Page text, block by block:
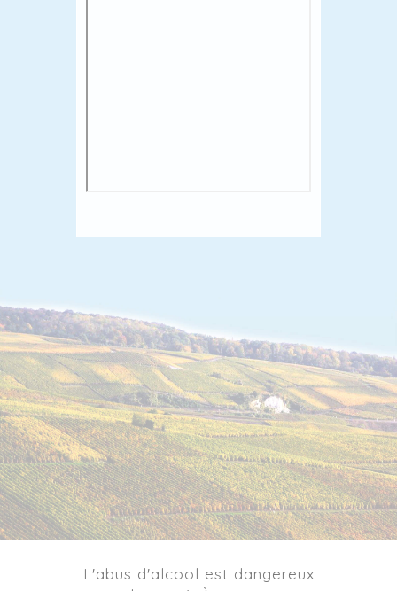
L'abus d'alcool est dangereux